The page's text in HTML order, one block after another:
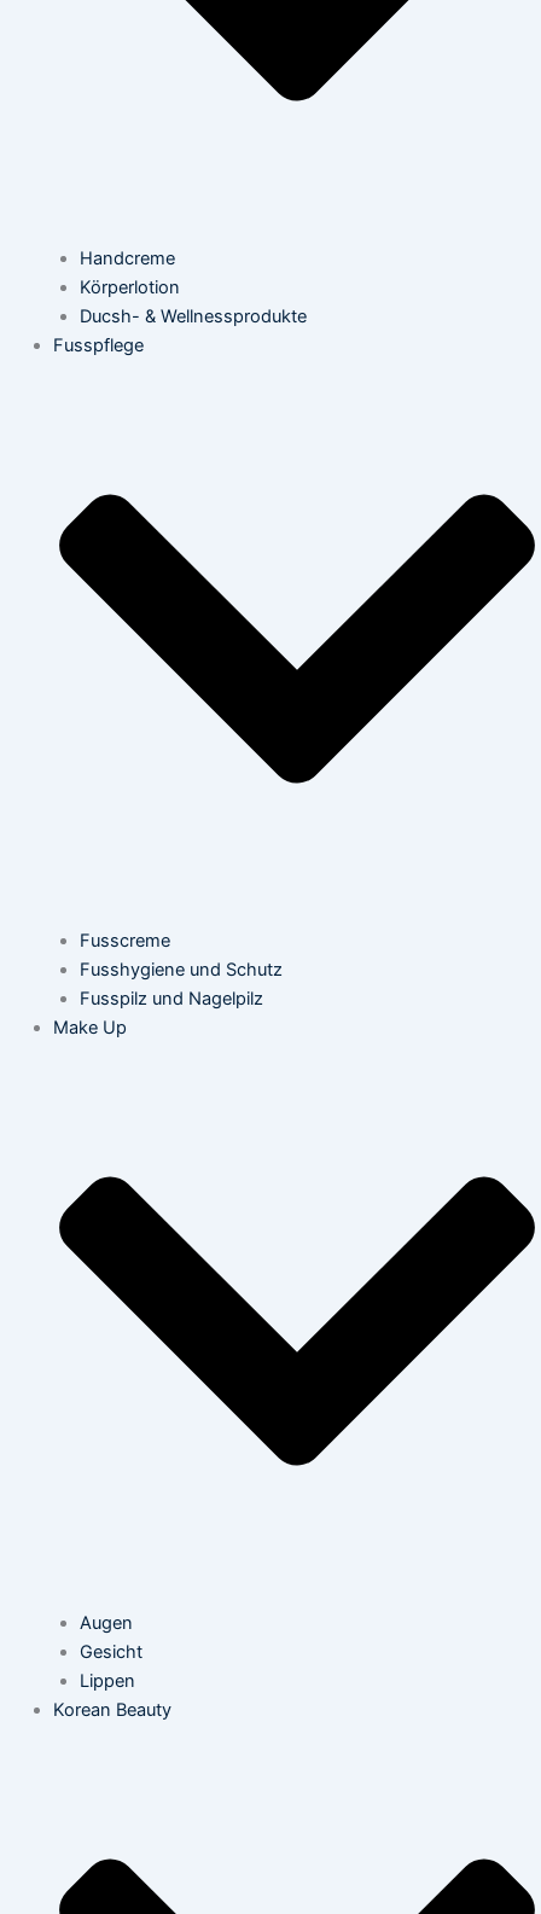
Handcreme
Körperlotion
Ducsh- & Wellnessprodukte
Fusspflege
Fusscreme
Fusshygiene und Schutz
Fusspilz und Nagelpilz
Make Up
Augen
Gesicht
Lippen
Korean Beauty